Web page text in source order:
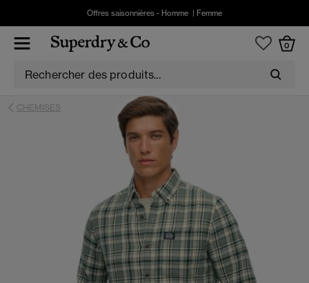
Offres saisonnières - Homme Femme
0
CHEMISES